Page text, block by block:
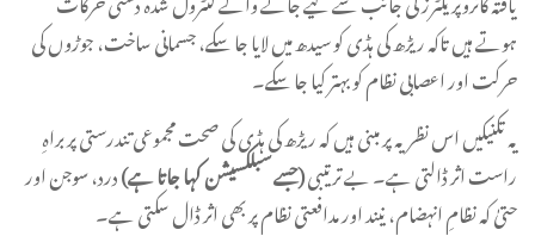
ہوتے ہیں تاکہ ریڑھ کی ہڈی کو سیدھ میں لایا جا سکے، جسمانی ساخت، جوڑوں کی
حرکت اور اعصابی نظام کو بہتر کیا جا سکے۔
یہ تکنیکیں اس نظریہ پر مبنی ہیں کہ ریڑھ کی ہڈی کی صحت مجموعی تندرستی پر براہِ
راست اثر ڈالتی ہے۔ بے ترتیبی(جسے سبلکسیشن کہا جاتا ہے)درد، سوجن اور
حتیٰ کہ نظامِ انہضام، نیند اور مدافعتی نظام پر بھی اثر ڈال سکتی ہے۔